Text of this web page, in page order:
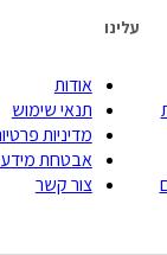
עלינו
אודות
תנאי שימוש
מדיניות פרטיות
אבטחת מידע
צור קשר